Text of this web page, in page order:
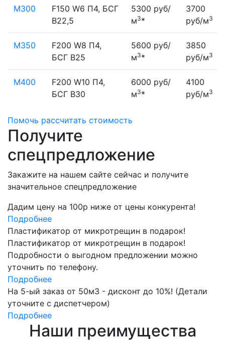
М300
F150 W6 П4, БСГ
В22,5
5300 руб/
м3*
3700
руб/м3
М350
F200 W8 П4,
БСГ В25
5600 руб/
м3*
3850
руб/м3
М400
F200 W10 П4,
БСГ В30
6000 руб/
м3*
4100
руб/м3
Помочь рассчитать стоимость
Получите
спецпредложение
Закажите на нашем сайте сейчас и получите
значительное спецпредложение
Дадим цену на 100р ниже от цены конкурента!
Подробнее
Пластификатор от микротрещин в подарок!
Пластификатор от микротрещин в подарок!
Подробности о выгодном предложении можно
уточнить по телефону.
Подробнее
На 5-ый заказ от 50м3 - дисконт до 10%! (Детали
уточните с диспетчером)
Подробнее
Наши преимущества